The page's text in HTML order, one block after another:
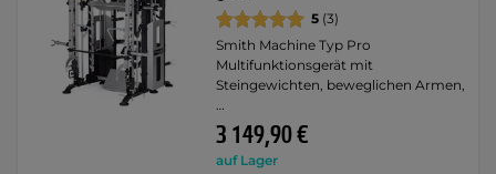
5 (3)
Smith Machine Typ Pro
Multifunktionsgerät mit
Steingewichten, beweglichen Armen,
…
3 149,90 €
auf Lager